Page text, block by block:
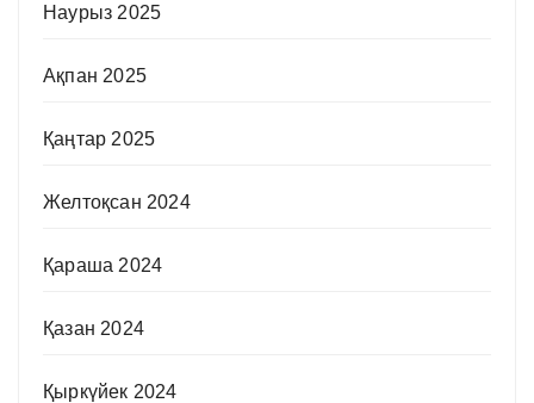
Наурыз 2025
Ақпан 2025
Қаңтар 2025
Желтоқсан 2024
Қараша 2024
Қазан 2024
Қыркүйек 2024